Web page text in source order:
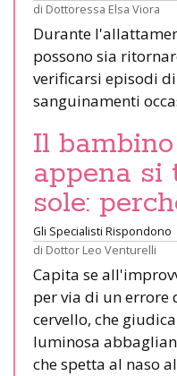
di Dottoressa Elsa Viora
Durante
possono sia
verificarsi episodi
sanguinamenti
Il
appena si
sole:
Gli Specialisti Rispondono
di Dottor Leo Venturelli
Capita se
per via di un errore
cervello, che
luminosa
che spetta al naso